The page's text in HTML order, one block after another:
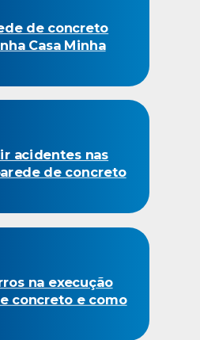
acidentes nas
de concreto
de concreto
Casa Minha
na execução
concreto e como